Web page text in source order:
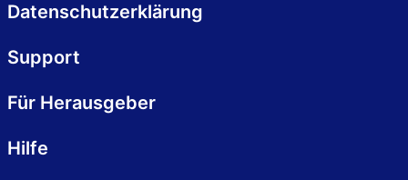
Datenschutzerklärung
Support
Für Herausgeber
Hilfe